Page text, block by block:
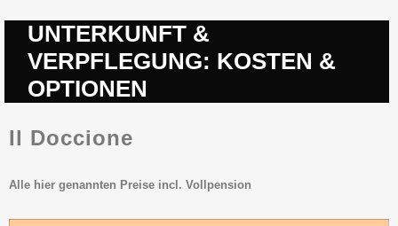
UNTERKUNFT &
VERPFLEGUNG: KOSTEN &
OPTIONEN
Il Doccione
Alle hier genannten Preise incl. Vollpension